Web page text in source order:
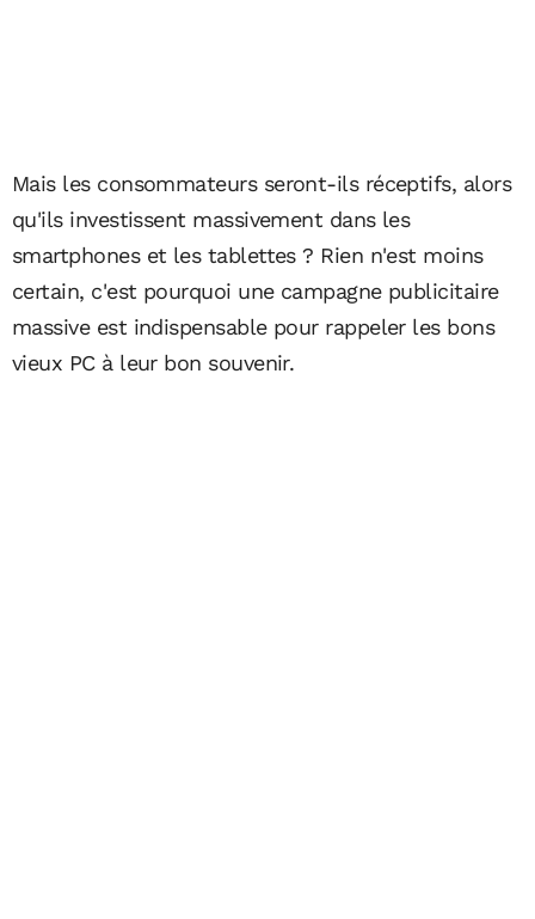
Mais les consommateurs seront-ils réceptifs, alors
qu'ils investissent massivement dans les
smartphones et les tablettes ? Rien n'est moins
certain, c'est pourquoi une campagne publicitaire
massive est indispensable pour rappeler les bons
vieux PC à leur bon souvenir.